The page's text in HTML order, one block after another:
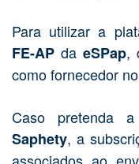
Para utilizar a
FE-AP da eSPap,
como fornecedor
Caso pretenda
Saphety, a